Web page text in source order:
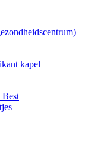
kapel
Best